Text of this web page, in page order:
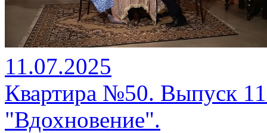
11.07.2025
Квартира №50. Выпуск
"Вдохновение".